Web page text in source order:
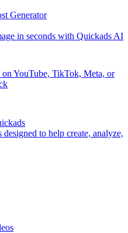
Generator
in seconds with Quickads AI
YouTube, TikTok, Meta, or
to help create, analyze,